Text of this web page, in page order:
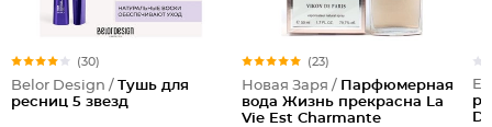
(30)
Belor Design / Тушь для
ресниц 5 звезд
(23)
Новая Заря / Парфюмерная
вода Жизнь прекрасна La
Vie Est Charmante
D"